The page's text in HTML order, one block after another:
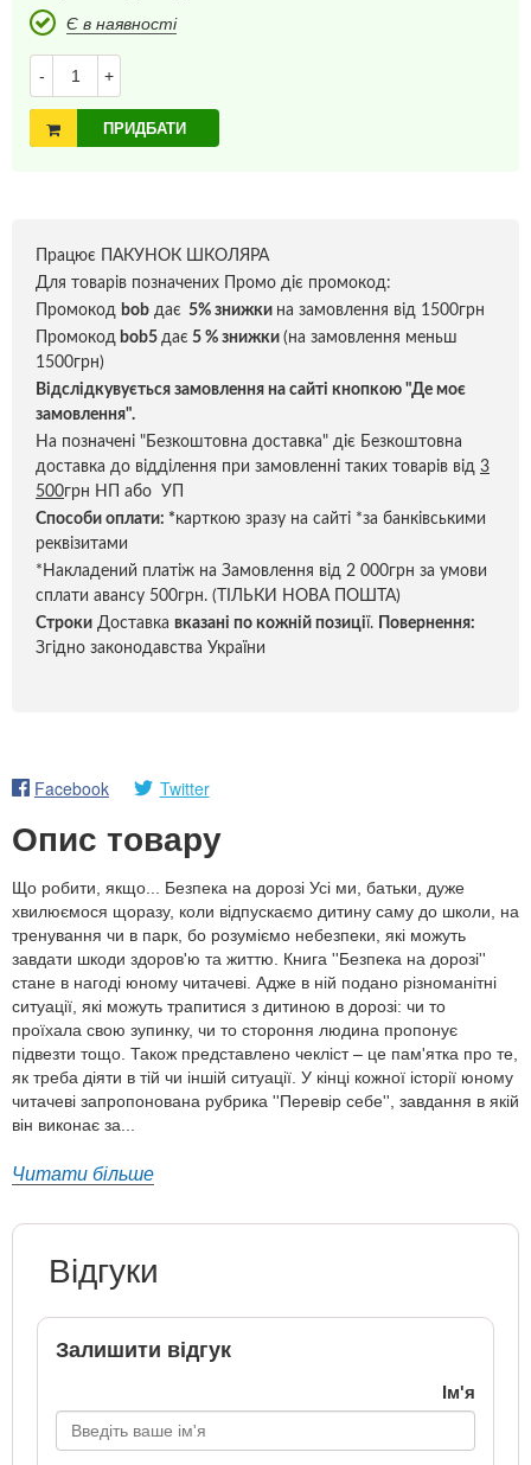
Є в наявності
- +
ПРИДБАТИ
Працює ПАКУНОК ШКОЛЯРА
Для товарів позначених Промо діє промокод:
Промокод bob дає 5% знижки на замовлення від 1500грн
Промокод bob5 дає 5 % знижки (на замовлення меньш
1500грн)
Відслідкувується замовлення на сайті кнопкою "Де моє
замовлення".
На позначені "Безкоштовна доставка" діє Безкоштовна
доставка до відділення при замовленні таких товарів від 3
500грн НП або УП
Способи оплати: *карткою зразу на сайті *за банківськими
реквізитами
*Накладений платіж на Замовлення від 2 000грн за умови
сплати авансу 500грн. (ТІЛЬКИ НОВА ПОШТА)
Строки Доставка вказані по кожній позиції.
Повернення:
Згідно законодавства України
Facebook Twitter
Опис товару
Що робити, якщо... Безпека на дорозі Усі ми, батьки, дуже
хвилюємося щоразу, коли відпускаємо дитину саму до школи, на
тренування чи в парк, бо розуміємо небезпеки, які можуть
завдати шкоди здоров'ю та життю. Книга ''Безпека на дорозі''
стане в нагоді юному читачеві. Адже в ній подано різноманітні
ситуації, які можуть трапитися з дитиною в дорозі: чи то
проїхала свою зупинку, чи то стороння людина пропонує
підвезти тощо. Також представлено чекліст – це пам'ятка про те,
як треба діяти в тій чи іншій ситуації. У кінці кожної історії юному
читачеві запропонована рубрика ''Перевір себе'', завдання в якій
він виконає за...
Читати більше
Відгуки
Залишити відгук
Ім'я